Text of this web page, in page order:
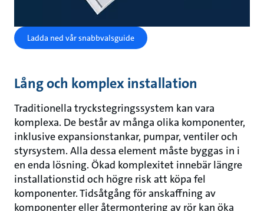
Ladda ned vår snabbvalsguide
Lång och komplex installation
Traditionella tryckstegringssystem kan vara
komplexa. De består av många olika komponenter,
inklusive expansionstankar, pumpar, ventiler och
styrsystem. Alla dessa element måste byggas in i
en enda lösning. Ökad komplexitet innebär längre
installationstid och högre risk att köpa fel
komponenter. Tidsåtgång för anskaffning av
komponenter eller återmontering av rör kan öka